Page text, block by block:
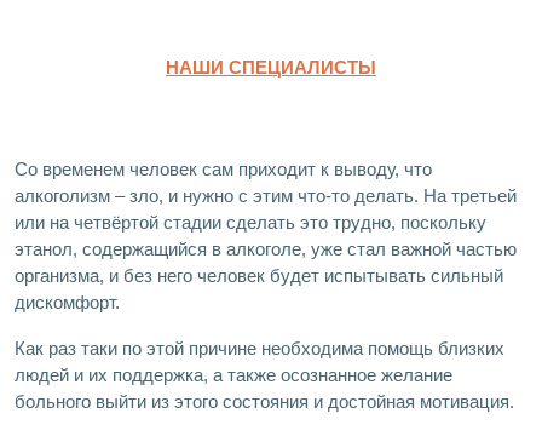
НАШИ СПЕЦИАЛИСТЫ
Со временем человек сам приходит к выводу, что
алкоголизм – зло, и нужно с этим что-то делать. На третьей
или на четвёртой стадии сделать это трудно, поскольку
этанол, содержащийся в алкоголе, уже стал важной частью
организма, и без него человек будет испытывать сильный
дискомфорт.
Как раз таки по этой причине необходима помощь близких
людей и их поддержка, а также осознанное желание
больного выйти из этого состояния и достойная мотивация.